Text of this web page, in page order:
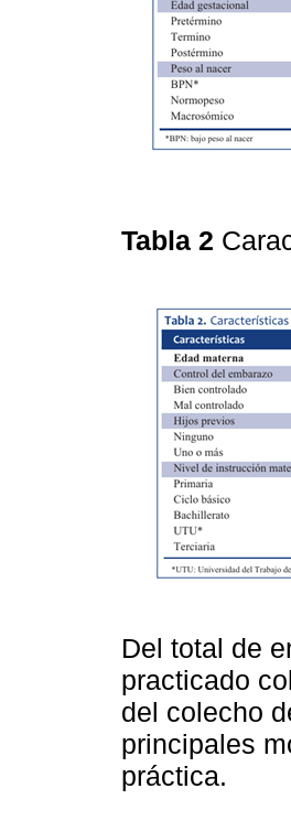
Tabla 2
Del total de
practicado
del colecho
principales
práctica.